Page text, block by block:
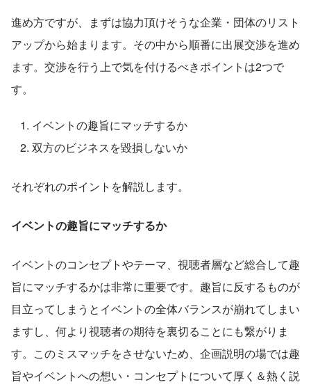
進め方ですが、まずは協力頂けそうな企業・団体のリスト
アップから始まります。その中から順番に出展交渉を進め
ます。交渉を行う上で気を付けるべきポイントは2つで
す。
イベントの趣旨にマッチするか
双方のビジネスを毀損しないか
それぞれのポイントを解説します。
イベントの趣旨にマッチするか
イベントのコンセプトやテーマ、視聴者層など総合して趣
旨にマッチするかは非常に重要です。趣旨に反するものが
目立ってしまうとイベントの全体バランスが崩れてしまい
ますし、何より視聴者の期待を裏切ることにも繋がりま
す。このミスマッチをさせないため、企画説明の場では趣
旨やイベントへの想い・コンセプトについて厚く＆熱く説